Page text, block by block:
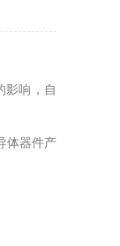
影响，自
体器件产